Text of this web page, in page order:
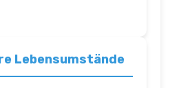
Lebensumstände